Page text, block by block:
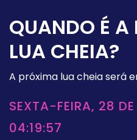
QUANDO É A
LUA CHEIA?
A próxima lua cheia será
SEXTA-FEIRA, 28
04:19:57